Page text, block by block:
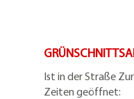
Ist in der Straße
Zeiten geöffnet: